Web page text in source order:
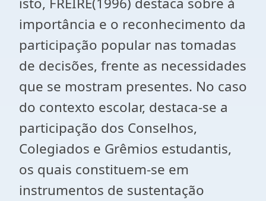
importância e o reconhecimento da
participação popular nas tomadas
de decisões, frente as necessidades
que se mostram presentes. No caso
do contexto escolar, destaca-se a
participação dos Conselhos,
Colegiados e Grêmios estudantis,
os quais constituem-se em
instrumentos de sustentação